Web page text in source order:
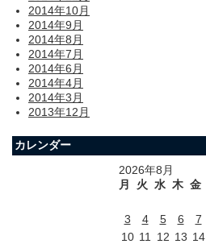
2014年10月
2014年9月
2014年8月
2014年7月
2014年6月
2014年4月
2014年3月
2013年12月
カレンダー
2026年8月
月
火 水 木 金
3
4 5 6 7
10 11 12 13 14